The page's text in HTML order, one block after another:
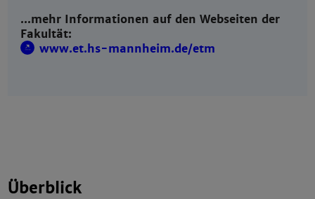
...mehr Informationen auf den Webseiten der
Fakultät:
www.et.hs-mannheim.de/etm
Überblick